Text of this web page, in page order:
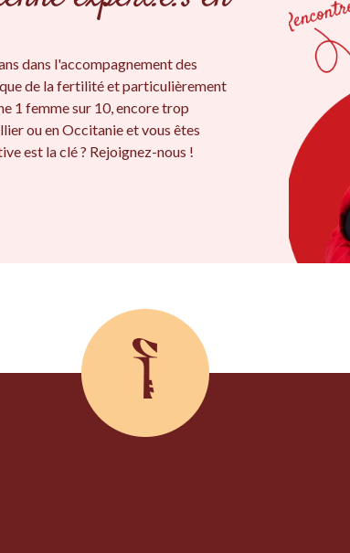
dans l'accompagnement des
de la fertilité et particulièrement
1 femme sur 10, encore trop
ou en Occitanie et vous êtes
est la clé ? Rejoignez-nous !